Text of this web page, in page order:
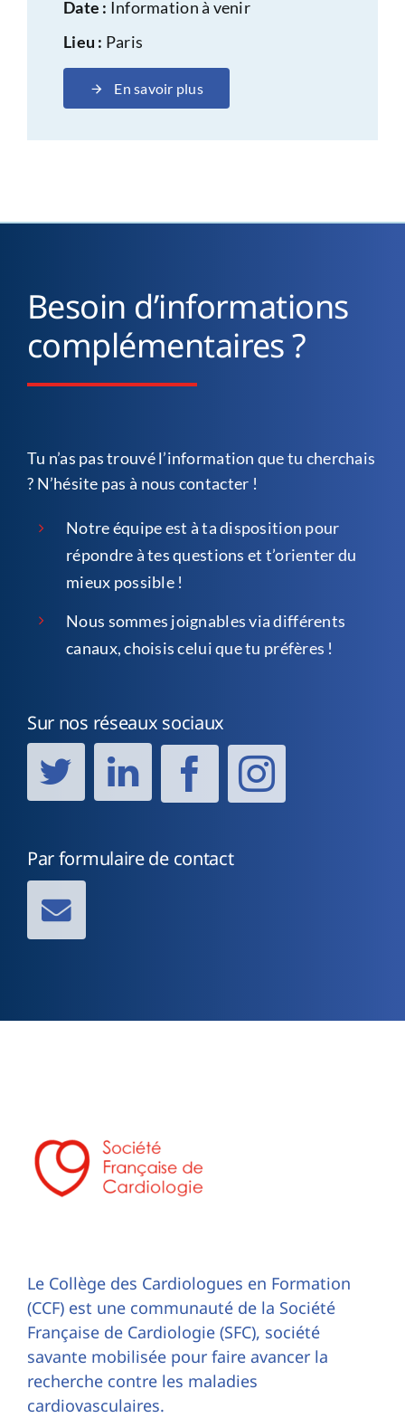
Date : Information à venir
Lieu : Paris
En savoir plus
Besoin d’informations
complémentaires ?
Tu n’as pas trouvé l’information que tu cherchais
? N’hésite pas à nous contacter !
Notre équipe est à ta disposition pour
répondre à tes questions et t’orienter du
mieux possible !
Nous sommes joignables via différents
canaux, choisis celui que tu préfères !
Sur nos réseaux sociaux
Par formulaire de contact
Le Collège des Cardiologues en Formation
(CCF) est une communauté de la Société
Française de Cardiologie (SFC), société
savante mobilisée pour faire avancer la
recherche contre les maladies
cardiovasculaires.